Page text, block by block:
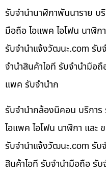
รับจำนำนาฬิกาพันนาราย บ
มือถือ ไอแพค ไอโฟน นาฬิก
รับจํานําแจ้งวัฒนะ.com รับ
จำนำสินค้าไอที รับจำนำมือ
แพค รับจำนำก
รับจำนำกล้องนิคอน บริการ
ไอแพค ไอโฟน นาฬิกา และ
รับจํานําแจ้งวัฒนะ.com รับ
สินค้าไอที รับจำนำมือถือ รั